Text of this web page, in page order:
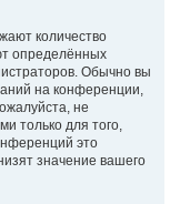
количество
определённых
Обычно вы
на конференции,
не
только для того,
это
значение вашего